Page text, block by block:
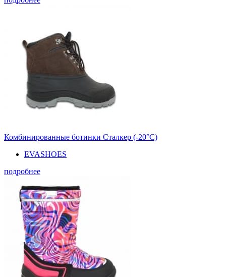
Комбинированные ботинки Сталкер (-20°С)
EVASHOES
подробнее